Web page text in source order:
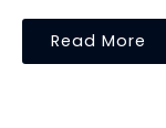
Read More